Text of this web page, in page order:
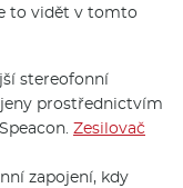
to vidět v tomto
stereofonní
prostřednictvím
Speacon. Zesilovač
zapojení, kdy